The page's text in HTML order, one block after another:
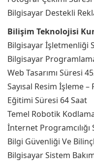
Bilgisayar Destekli
Bilişim Teknolojisi
Bilgisayar İşletmenliği
Bilgisayar
Web Tasarımı Süresi
Sayısal Resim İşleme
Eğitimi Süresi 64 Saat
Temel Robotik
İnternet Programcılığı
Bilgi Güvenliği Ve
Bilgisayar Sistem